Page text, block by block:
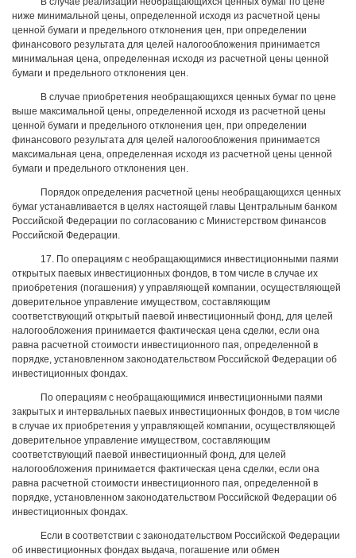
ниже минимальной цены, определенной исходя из расчетной цены
ценной бумаги и предельного отклонения цен, при определении
финансового результата для целей налогообложения принимается
минимальная цена, определенная исходя из расчетной цены ценной
бумаги и предельного отклонения цен.
В случае приобретения необращающихся ценных бумаг по цене
выше максимальной цены, определенной исходя из расчетной цены
ценной бумаги и предельного отклонения цен, при определении
финансового результата для целей налогообложения принимается
максимальная цена, определенная исходя из расчетной цены ценной
бумаги и предельного отклонения цен.
Порядок определения расчетной цены необращающихся ценных
бумаг устанавливается в целях настоящей главы Центральным банком
Российской Федерации по согласованию с Министерством финансов
Российской Федерации.
17. По операциям с необращающимися инвестиционными паями
открытых паевых инвестиционных фондов, в том числе в случае их
приобретения (погашения) у управляющей компании, осуществляющей
доверительное управление имуществом, составляющим
соответствующий открытый паевой инвестиционный фонд, для целей
налогообложения принимается фактическая цена сделки, если она
равна расчетной стоимости инвестиционного пая, определенной в
порядке, установленном законодательством Российской Федерации об
инвестиционных фондах.
По операциям с необращающимися инвестиционными паями
закрытых и интервальных паевых инвестиционных фондов, в том числе
в случае их приобретения у управляющей компании, осуществляющей
доверительное управление имуществом, составляющим
соответствующий паевой инвестиционный фонд, для целей
налогообложения принимается фактическая цена сделки, если она
равна расчетной стоимости инвестиционного пая, определенной в
порядке, установленном законодательством Российской Федерации об
инвестиционных фондах.
Если в соответствии с законодательством Российской Федерации
об инвестиционных фондах выдача, погашение или обмен